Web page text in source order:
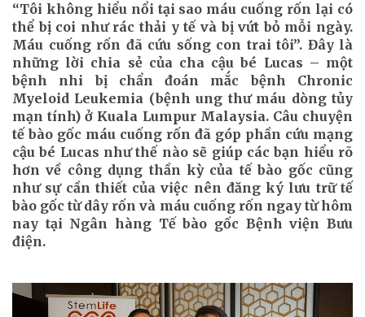
“Tôi không hiểu nổi tại sao máu cuống rốn lại có
thể bị coi như rác thải y tế và bị vứt bỏ mỗi ngày.
Máu cuống rốn đã cứu sống con trai tôi”. Đây là
những lời chia sẻ của cha cậu bé Lucas – một
bệnh nhi bị chẩn đoán mắc bệnh Chronic
Myeloid Leukemia (bệnh ung thư máu dòng tủy
mạn tính) ở Kuala Lumpur Malaysia. Câu chuyện
tế bào gốc máu cuống rốn đã góp phần cứu mạng
cậu bé Lucas như thế nào sẽ giúp các bạn hiểu rõ
hơn về công dụng thần kỳ của tế bào gốc cũng
như sự cần thiết của việc nên đăng ký lưu trữ tế
bào gốc từ dây rốn và máu cuống rốn ngay từ hôm
nay tại Ngân hàng Tế bào gốc Bệnh viện Bưu
điện.